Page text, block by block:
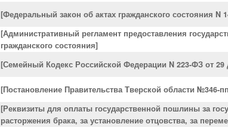
[Федеральный закон об актах гражданского состояния N
[Административный регламент предоставления
гражданского состояния]
[Семейный Кодекс Российской Федерации N 223-ФЗ от 29
[Постановление Правительства Тверской области №346-
[Реквизиты для оплаты государственной пошлины за
расторжения брака, за установление отцовства, за